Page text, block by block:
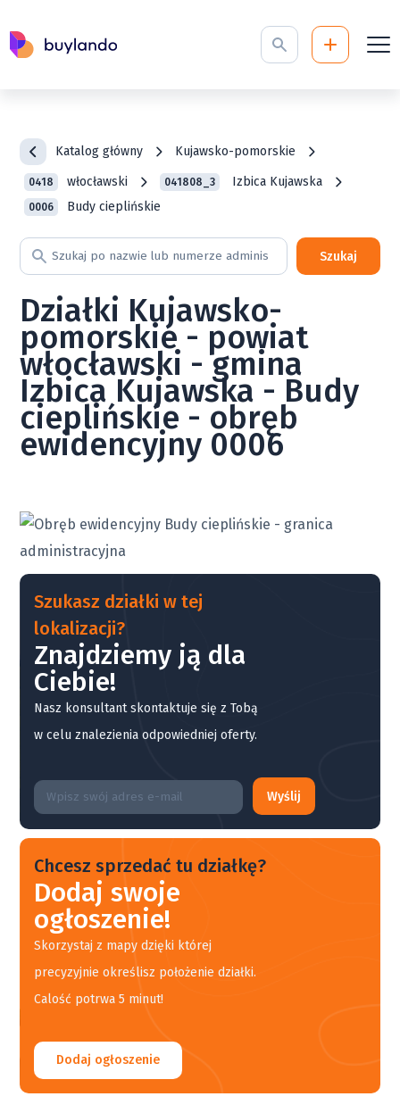
Katalog główny Kujawsko-pomorskie
0418 włocławski 041808_3 Izbica Kujawska
0006 Budy cieplińskie
Szukaj
Działki Kujawsko-
pomorskie - powiat
włocławski - gmina
Izbica Kujawska - Budy
cieplińskie - obręb
ewidencyjny 0006
Szukasz działki w tej
lokalizacji?
Znajdziemy ją dla
Ciebie!
Nasz konsultant skontaktuje się z Tobą
w celu znalezienia odpowiedniej oferty.
Wyślij
Chcesz sprzedać tu działkę?
Dodaj swoje
ogłoszenie!
Skorzystaj z mapy dzięki której
precyzyjnie określisz położenie działki.
Calość potrwa 5 minut!
Dodaj ogłoszenie